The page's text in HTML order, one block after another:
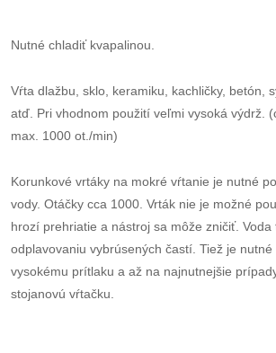
Nutné chladiť kvapalinou.
Vŕta dlažbu, sklo, keramiku, kachličky, betón,
atď. Pri vhodnom použití veľmi vysoká výdrž.
max. 1000 ot./min)
Korunkové vrtáky na mokré vŕtanie je nutné
vody. Otáčky cca 1000. Vrták nie je možné
hrozí prehriatie a nástroj sa môže zničiť.
odplavovaniu vybrúsených častí. Tiež je
vysokému prítlaku a až na najnutnejšie
stojanovú vŕtačku.